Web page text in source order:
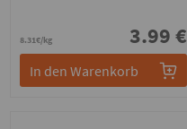
8.31€/kg 3.99 €
In den Warenkorb